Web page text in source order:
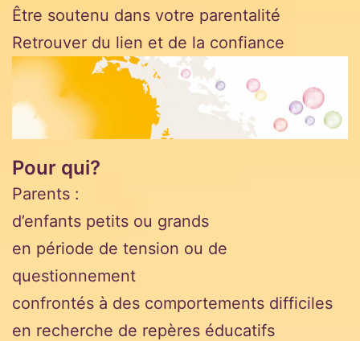
Être soutenu dans votre parentalité
Retrouver du lien et de la confiance
Pour qui?
Parents :
d’enfants petits ou grands
en période de tension ou de
questionnement
confrontés à des comportements difficiles
en recherche de repères éducatifs